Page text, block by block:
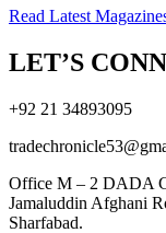
Read Latest
LET’S
+92 21 34893095
Office M – 2 DADA
Jamaluddin Afghani
Sharfabad.